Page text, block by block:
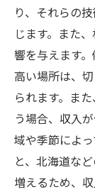
り、それらの
じます。また
響を与えます
高い場所は、
られます。ま
う場合、収入
域や季節によ
と、北海道な
増えるため、